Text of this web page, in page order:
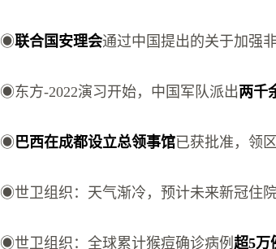
◉联合国安理会通过中国提出的关于加强
◉东方-2022演习开始，中国军队派出两千
◉巴西在成都设立总领事馆已获批准，领
◉世卫组织：天气渐冷，预计未来新冠住
◉世卫组织：全球累计猴痘确诊病例 超5万